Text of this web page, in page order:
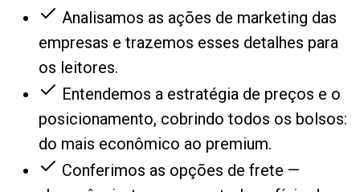
Analisamos as ações de marketing das
empresas e trazemos esses detalhes para
os leitores.
Entendemos a estratégia de preços e o
posicionamento, cobrindo todos os bolsos:
do mais econômico ao premium.
Conferimos as opções de frete —